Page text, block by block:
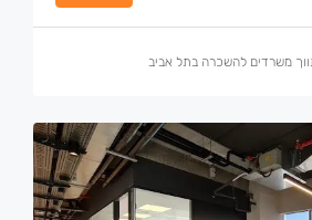
משרדים להשכרה בתל אביב